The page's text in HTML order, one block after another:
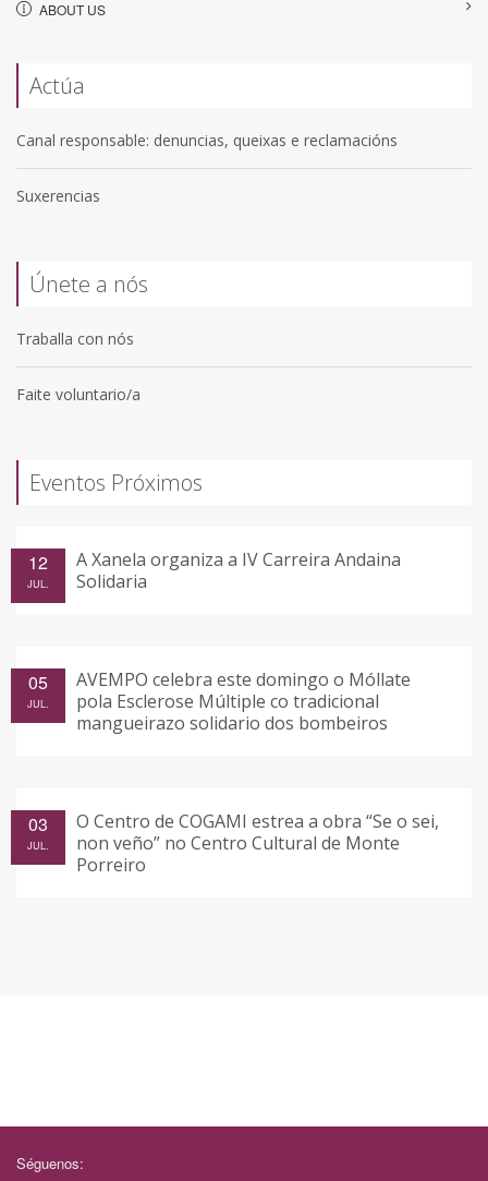
ABOUT US
Actúa
Canal responsable: denuncias, queixas e reclamacións
Suxerencias
Únete a nós
Traballa con nós
Faite voluntario/a
Eventos Próximos
A Xanela organiza a IV Carreira Andaina
Solidaria
12
JUL.
AVEMPO celebra este domingo o Móllate
pola Esclerose Múltiple co tradicional
mangueirazo solidario dos bombeiros
05
JUL.
O Centro de COGAMI estrea a obra “Se o sei,
non veño” no Centro Cultural de Monte
Porreiro
03
JUL.
Séguenos: